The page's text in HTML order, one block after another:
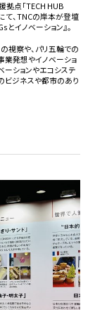
拠点「TECH HUB
て、TNCの岸本が登壇
イノベーション』。
視察や、パリ五輪での
業発想やイノベーショ
ーションやエコシステ
ビジネスや都市のあり